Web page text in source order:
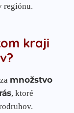
regiónu.
kraji
množstvo
, ktoré